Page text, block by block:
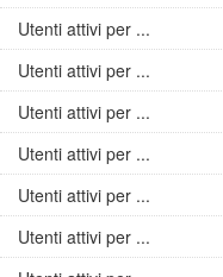
Utenti attivi per ...
Utenti attivi per ...
Utenti attivi per ...
Utenti attivi per ...
Utenti attivi per ...
Utenti attivi per ...